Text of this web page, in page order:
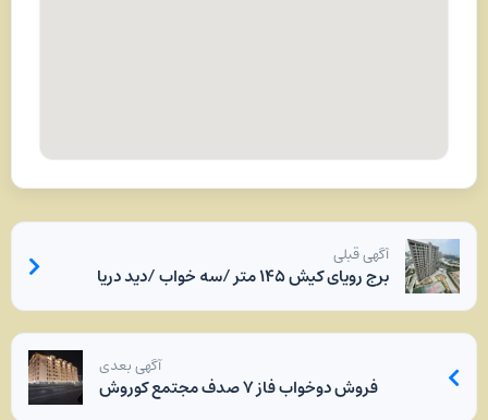
آگهی قبلی
برج رویای کیش ۱۴۵ متر /سه خواب /دید دریا
آگهی بعدی
فروش دوخواب فاز ۷ صدف مجتمع کوروش